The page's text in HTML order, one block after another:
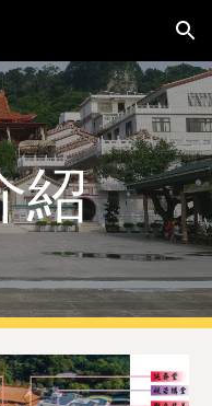
Skip to navigation
紹